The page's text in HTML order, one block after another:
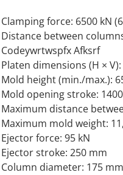
Clamping force: 6500 kN
Distance between
Codeywrtwspfx Afksrf
Platen dimensions (H ×
Mold height (min./max.):
Mold opening stroke:
Maximum distance
Maximum mold weight:
Ejector force: 95 kN
Ejector stroke: 250 mm
Column diameter: 175 mm